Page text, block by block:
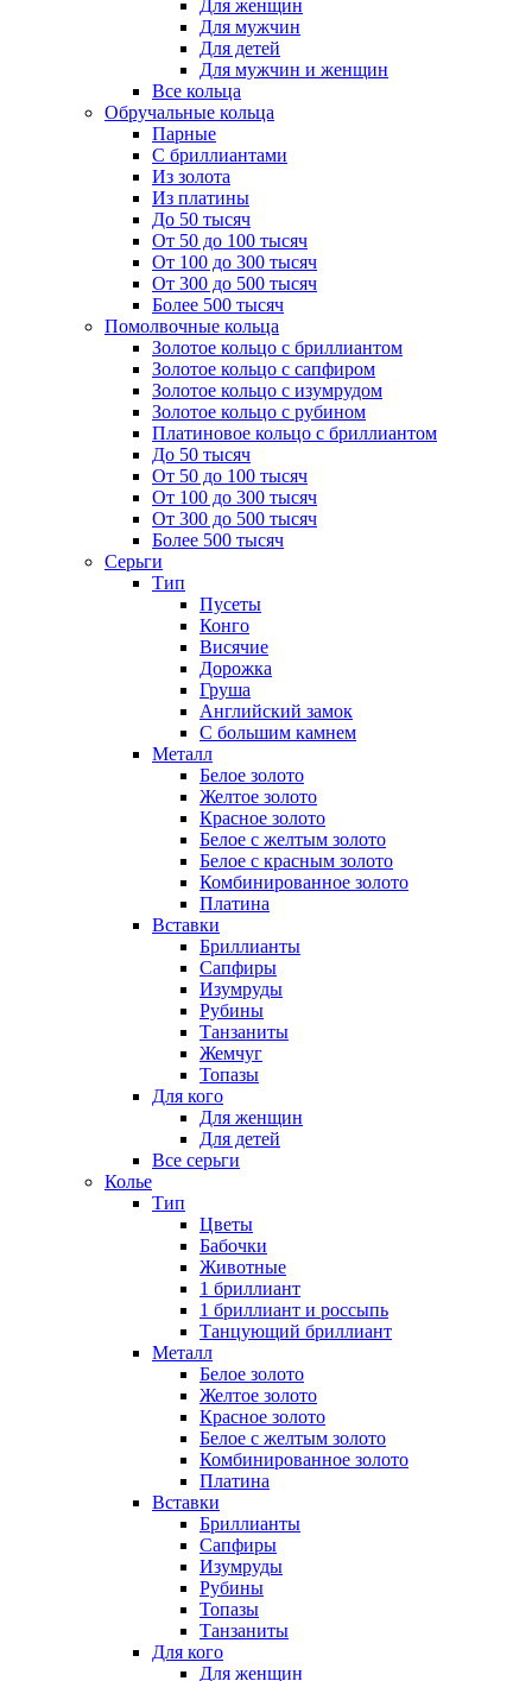
Для женщин
Для мужчин
Для детей
Для мужчин и женщин
Все кольца
Обручальные кольца
Парные
С бриллиантами
Из золота
Из платины
До 50 тысяч
От 50 до 100 тысяч
От 100 до 300 тысяч
От 300 до 500 тысяч
Более 500 тысяч
Помолвочные кольца
Золотое кольцо с бриллиантом
Золотое кольцо с сапфиром
Золотое кольцо с изумрудом
Золотое кольцо с рубином
Платиновое кольцо с бриллиантом
До 50 тысяч
От 50 до 100 тысяч
От 100 до 300 тысяч
От 300 до 500 тысяч
Более 500 тысяч
Серьги
Тип
Пусеты
Конго
Висячие
Дорожка
Груша
Английский замок
С большим камнем
Металл
Белое золото
Желтое золото
Красное золото
Белое с желтым золото
Белое с красным золото
Комбинированное золото
Платина
Вставки
Бриллианты
Сапфиры
Изумруды
Рубины
Танзаниты
Жемчуг
Топазы
Для кого
Для женщин
Для детей
Все серьги
Колье
Тип
Цветы
Бабочки
Животные
1 бриллиант
1 бриллиант и россыпь
Танцующий бриллиант
Металл
Белое золото
Желтое золото
Красное золото
Белое с желтым золото
Комбинированное золото
Платина
Вставки
Бриллианты
Сапфиры
Изумруды
Рубины
Топазы
Танзаниты
Для кого
Для женщин